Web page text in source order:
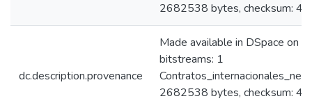
2682538 bytes, checksum:
dc.description.provenance
Made available in DSpace on
bitstreams: 1
2682538 bytes, checksum: